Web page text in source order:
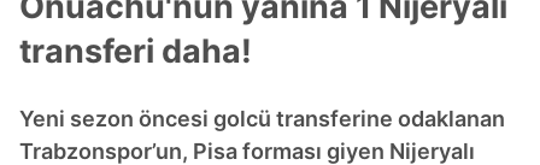
transferi daha!
Yeni sezon öncesi golcü transferine odaklanan
Trabzonspor’un, Pisa forması giyen Nijeryalı